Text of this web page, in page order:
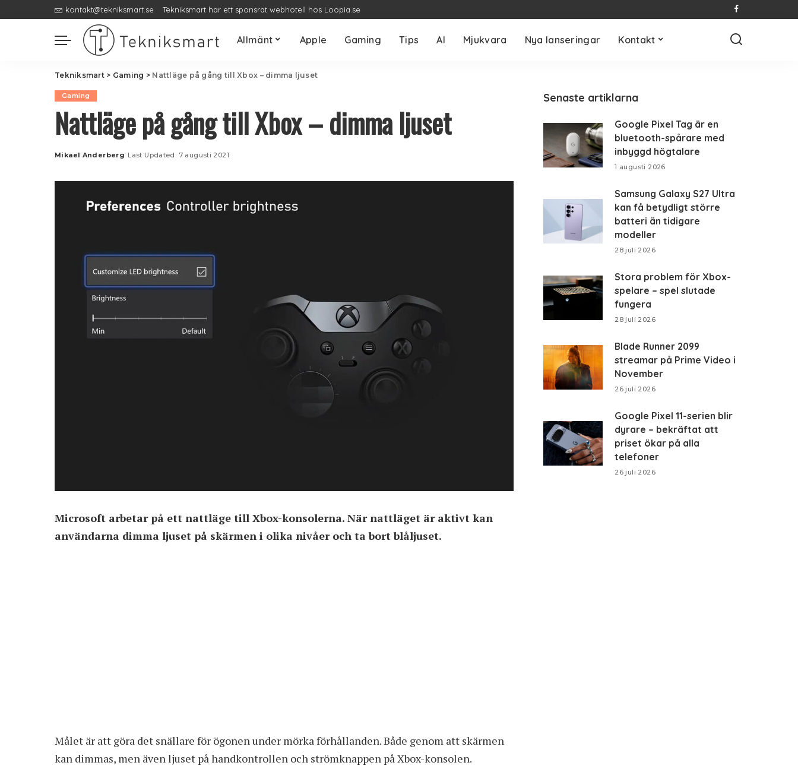
kontakt@tekniksmart.se Tekniksmart har ett sponsrat webhotell hos Loopia.se
Allmänt Apple Gaming Tips AI Mjukvara Nya lanseringar Kontakt
Tekniksmart> Gaming > Nattläge på gång till Xbox – dimma ljuset
Gaming
Nattläge på gång till Xbox – dimma ljuset
Posted
Mikael Anderberg Last Updated: 7 augusti 2021
Microsoft arbetar på ett nattläge till Xbox-konsolerna. När nattläget är aktivt kan
användarna dimma ljuset på skärmen i olika nivåer och ta bort blåljuset.
Målet är att göra det snällare för ögonen under mörka förhållanden. Både genom att skärmen
kan dimmas, men även ljuset på handkontrollen och strömknappen på Xbox-konsolen.
Senaste artiklarna
Google Pixel Tag är en
bluetooth-spårare med
inbyggd högtalare
1 augusti 2026
Samsung Galaxy S27 Ultra
kan få betydligt större
batteri än tidigare
modeller
28 juli 2026
Stora problem för Xbox-
spelare – spel slutade
fungera
28 juli 2026
Blade Runner 2099
streamar på Prime Video i
November
26 juli 2026
Google Pixel 11-serien blir
dyrare – bekräftat att
priset ökar på alla
telefoner
26 juli 2026